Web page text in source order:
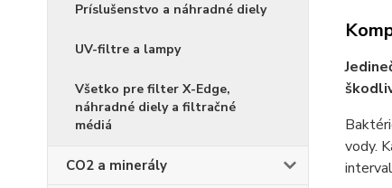
Príslušenstvo a náhradné diely
UV-filtre a lampy
Všetko pre filter X-Edge,
náhradné diely a filtračné
médiá
CO2 a minerály
vody.